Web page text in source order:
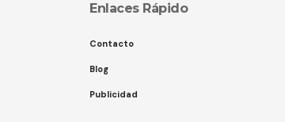
Enlaces Rápido
Contacto
Blog
Publicidad